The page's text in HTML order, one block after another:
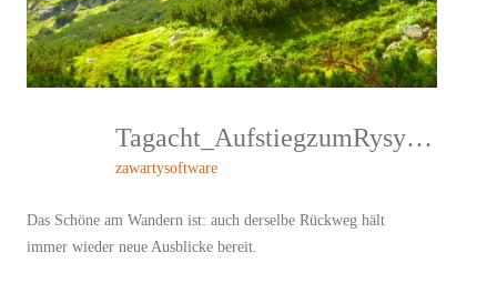
Tagacht_AufstiegzumRysy14
zawartysoftware
Das Schöne am Wandern ist: auch derselbe Rückweg hält
immer wieder neue Ausblicke bereit.